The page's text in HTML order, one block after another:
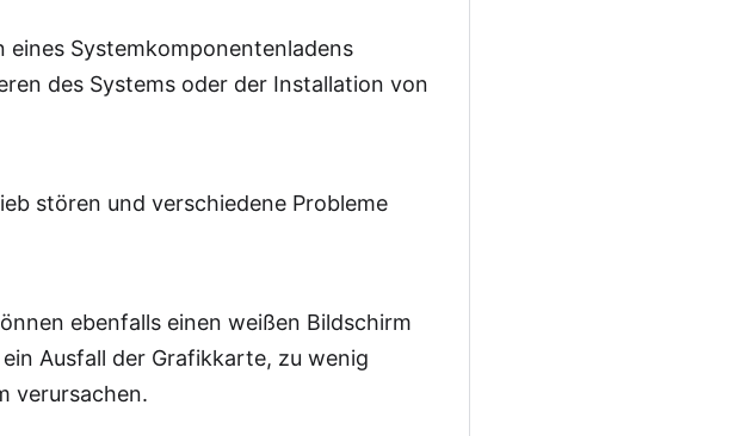
die vorherige Version
eines Systemkomponentenladens
des Systems oder der Installation von
stören und verschiedene Probleme
ebenfalls einen weißen Bildschirm
Ausfall der Grafikkarte, zu wenig
verursachen.